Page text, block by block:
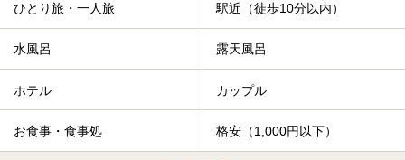
ひとり旅・一人旅 駅近（徒歩10分以内）
水風呂 露天風呂
ホテル カップル
お食事・食事処 格安（1,000円以下）